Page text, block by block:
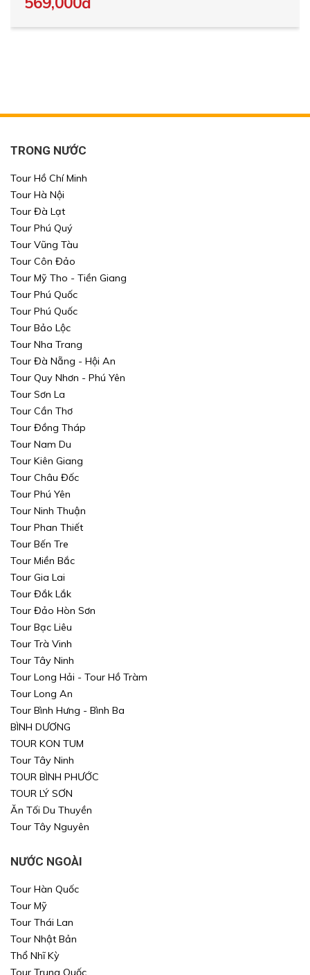
TRONG NƯỚC
Tour Hồ Chí Minh
Tour Hà Nội
Tour Đà Lạt
Tour Phú Quý
Tour Vũng Tàu
Tour Côn Đảo
Tour Mỹ Tho - Tiền Giang
Tour Phú Quốc
Tour Phú Quốc
Tour Bảo Lộc
Tour Nha Trang
Tour Đà Nẵng - Hội An
Tour Quy Nhơn - Phú Yên
Tour Sơn La
Tour Cần Thơ
Tour Đồng Tháp
Tour Nam Du
Tour Kiên Giang
Tour Châu Đốc
Tour Phú Yên
Tour Ninh Thuận
Tour Phan Thiết
Tour Bến Tre
Tour Miền Bắc
Tour Gia Lai
Tour Đắk Lắk
Tour Đảo Hòn Sơn
Tour Bạc Liêu
Tour Trà Vinh
Tour Tây Ninh
Tour Long Hải - Tour Hồ Tràm
Tour Long An
Tour Bình Hưng - Bình Ba
BÌNH DƯƠNG
TOUR KON TUM
Tour Tây Ninh
TOUR BÌNH PHƯỚC
TOUR LÝ SƠN
Ăn Tối Du Thuyền
Tour Tây Nguyên
NƯỚC NGOÀI
Tour Hàn Quốc
Tour Mỹ
Tour Thái Lan
Tour Nhật Bản
Thổ Nhĩ Kỳ
Tour Trung Quốc